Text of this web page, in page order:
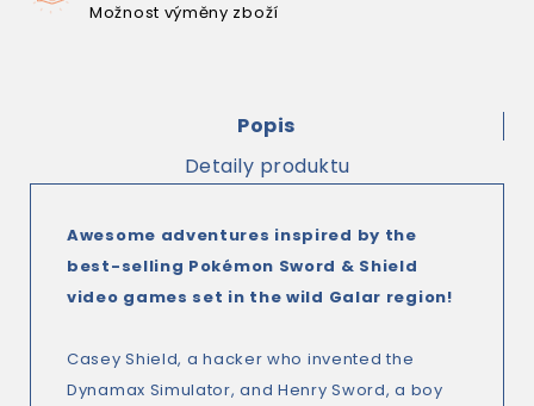
Možnost výměny zboží
Popis
Detaily produktu
Awesome adventures inspired by the
best-selling Pokémon Sword & Shield
video games set in the wild Galar region!
Casey Shield, a hacker who invented the
Dynamax Simulator, and Henry Sword, a boy